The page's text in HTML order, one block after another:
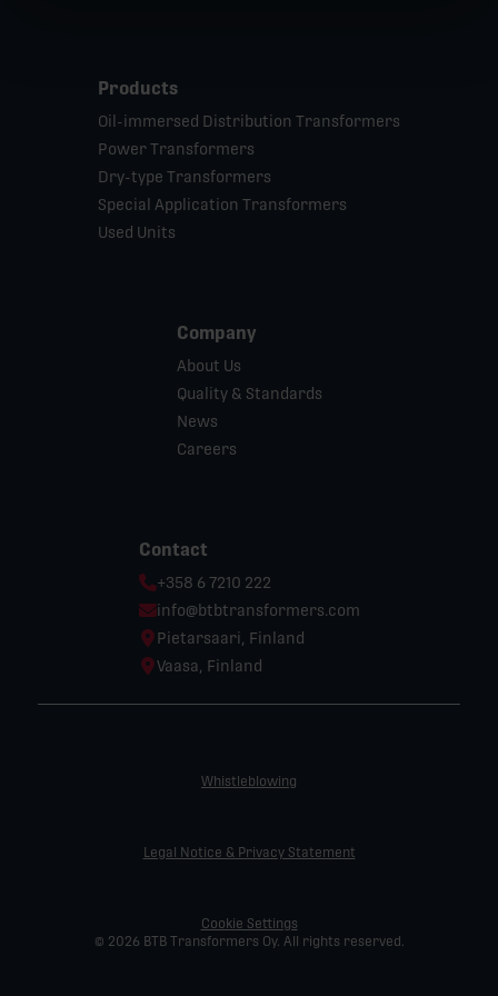
Products
Oil-immersed Distribution Transformers
Power Transformers
Dry-type Transformers
Special Application Transformers
Used Units
Company
About Us
Quality & Standards
News
Careers
Contact
Phone:
+358 6 7210 222
Email:
info@btbtransformers.com
Location:
Pietarsaari, Finland
Location:
Vaasa, Finland
© 2026 BTB Transformers Oy. All rights reserved.
Whistleblowing
Legal Notice & Privacy Statement
Cookie Settings